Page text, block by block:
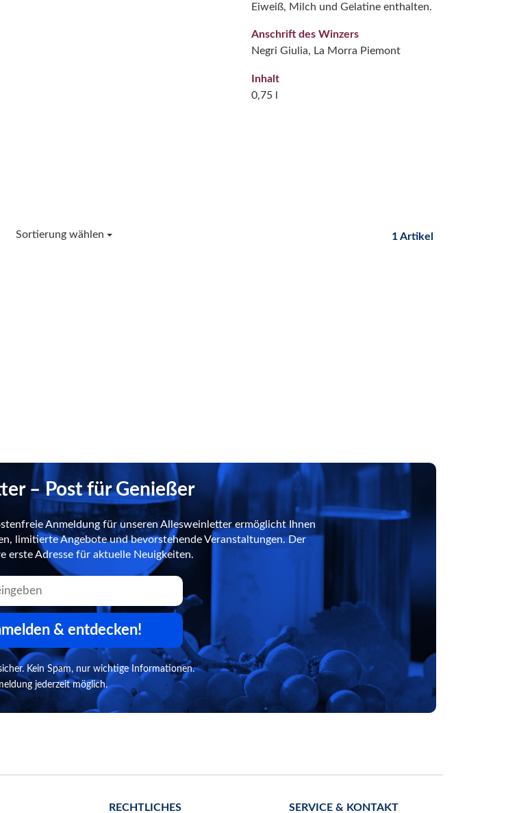
Eiweiß, Milch und Gelatine enthalten.
Anschrift des Winzers
Negri Giulia, La Morra Piemont
Inhalt
0,75 l
Sortierung wählen 1 Artikel
– Post für Genießer
Anmeldung für unseren Allesweinletter ermöglicht Ihnen
limitierte Angebote und bevorstehende Veranstaltungen. Der
erste Adresse für aktuelle Neuigkeiten.
& entdecken!
Kein Spam, nur wichtige Informationen.
jederzeit möglich.
RECHTLICHES SERVICE & KONTAKT